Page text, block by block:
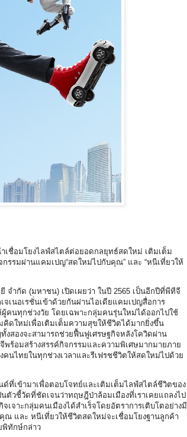
เชื่อมโยงไลฟ์สไตล์ต่อยอดกลยุทธ์สดใหม่ เติมเต็ม
รรมผ่านแคมเปญ“สดใหม่ไปกับคุณ” และ “หนีเที่ยวให้
จำกัด (มหาชน) เปิดเผยว่า ในปี 2565 เป็นอีกปีที่พีทีจี
เนอเรชั่นเข้าด้วยกันผ่านไอเดียแคมเปญสื่อการ
ผู้คนทุกช่วงวัย โดยเฉพาะกลุ่มคนรุ่นใหม่ได้ออกไปใช้
คิดใหม่เพื่อเติมเต็มความสุขให้ชีวิตได้มากยิ่งขึ้น
งสองจะสามารถช่วยฟื้นฟูเศรษฐกิจหลังโควิดผ่าน
ร้อมสร้างสรรค์กิจกรรมและความพิเศษมากมายภาย
นไทยในทุกช่วงเวลาและรีเฟรชชีวิตให้สดใหม่ไปด้วย
ด์ที่เข้ามาเพื่อตอบโจทย์และเติมเต็มไลฟ์สไตล์ชีวิตของ
วชี้วัดที่ชัดเจนว่าทฤษฎีป่าล้อมเมืองที่เราเคยแถลงไป
จาะกลุ่มคนเมืองได้สำเร็จโดยอัตราการเติบโตอย่างมี
และ หนีเที่ยวให้ชีวิตสดใหม่จะเชื่อมโยงฐานลูกค้า
พิทักษ์กล่าว